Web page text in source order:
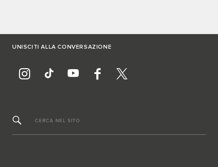
UNISCITI ALLA CONVERSAZIONE
CERCA NEL SITO